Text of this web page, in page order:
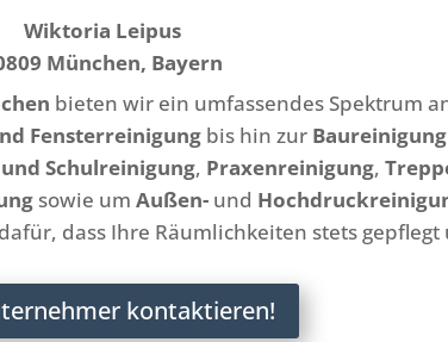
Wiktoria Leipus
München, Bayern
bieten wir ein umfassendes Spektrum
Fensterreinigung bis hin zur Baureinigung
Schulreinigung, Praxenreinigung,
sowie umAußen- und
dass Ihre Räumlichkeiten stets
kontaktieren!